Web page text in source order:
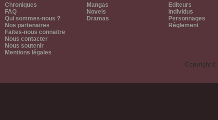
Chroniques
FAQ
Qui sommes-nous ?
Nos partenaires
Faites-nous connaitre
Nous contacter
Nous soutenir
Mentions légales
Mangas
Novels
Dramas
Editeurs
Individus
Personnages
Règlement
Copyright ©